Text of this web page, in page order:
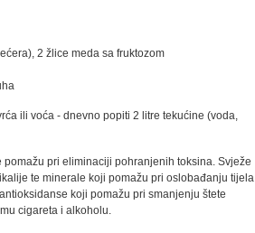
2 žlice meda sa fruktozom
ili voća - dnevno popiti 2 litre tekućine (voda,
pri eliminaciji pohranjenih toksina. Svježe
te minerale koji pomažu pri oslobađanju tijela
koji pomažu pri smanjenju štete
cigareta i alkoholu.